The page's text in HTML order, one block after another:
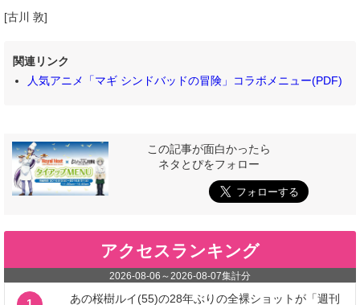
[古川 敦]
関連リンク
人気アニメ「マギ シンドバッドの冒険」コラボメニュー(PDF)
この記事が面白かったら
ネタとぴをフォロー
アクセスランキング
2026-08-06 ～2026-08-07集計分
あの桜樹ルイ(55)の28年ぶりの全裸ショットが「週刊